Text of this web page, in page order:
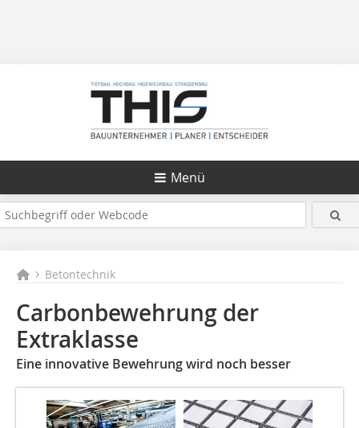
Menü
Betontechnik
Carbonbewehrung der
Extraklasse
Eine innovative Bewehrung wird noch besser